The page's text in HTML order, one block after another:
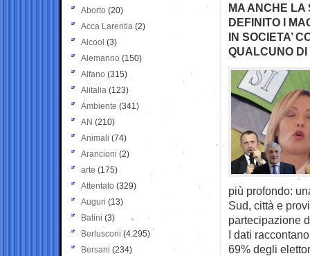
MA ANCHE LA
DEFINITO I
IN SOCIETA’
QUALCUNO DI
più profondo:
Sud, città e
partecipazione
I dati
69% degli
Aborto (20)
Acca Larentia (2)
Alcool (3)
Alemanno (150)
Alfano (315)
Alitalia (123)
Ambiente (341)
AN (210)
Animali (74)
Arancioni (2)
arte (175)
Attentato (329)
Auguri (13)
Batini (3)
Berlusconi (4.295)
Bersani (234)